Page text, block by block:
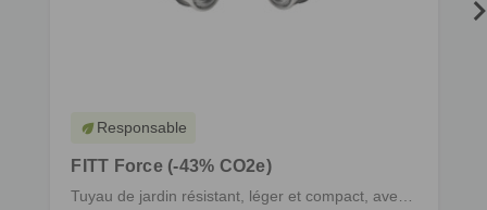
ecoResponsable
FITT Force (-43% CO2e)
Tuyau de jardin résistant, léger et compact, avec raccords